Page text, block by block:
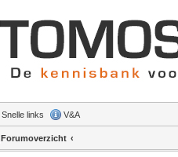
Snelle links V&A
Forumoverzicht